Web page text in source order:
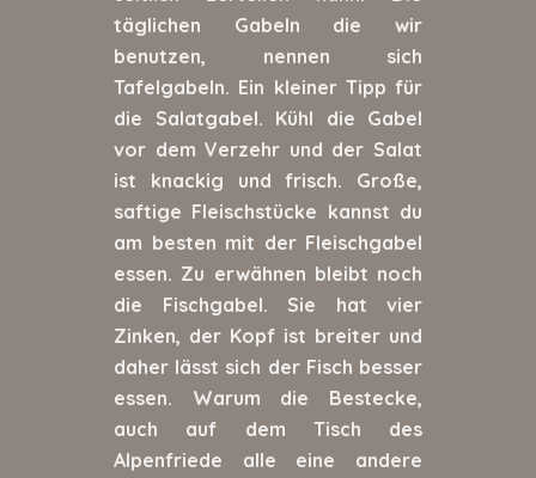
täglichen Gabeln die wir
benutzen, nennen sich
Tafelgabeln. Ein kleiner Tipp für
die Salatgabel. Kühl die Gabel
vor dem Verzehr und der Salat
ist knackig und frisch. Große,
saftige Fleischstücke kannst du
am besten mit der Fleischgabel
essen. Zu erwähnen bleibt noch
die Fischgabel. Sie hat vier
Zinken, der Kopf ist breiter und
daher lässt sich der Fisch besser
essen. Warum die Bestecke,
auch auf dem Tisch des
Alpenfriede alle eine andere